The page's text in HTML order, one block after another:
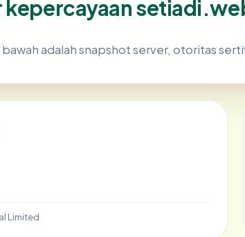
kepercayaan
bawah adalah snapshot server, otoritas
Limited